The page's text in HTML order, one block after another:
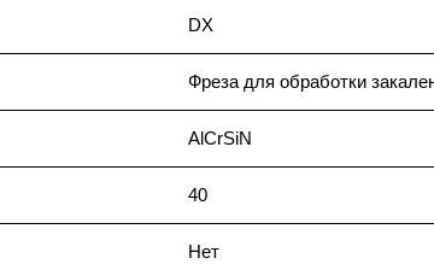
DX
Фреза для обработки
AlCrSiN
40
Нет